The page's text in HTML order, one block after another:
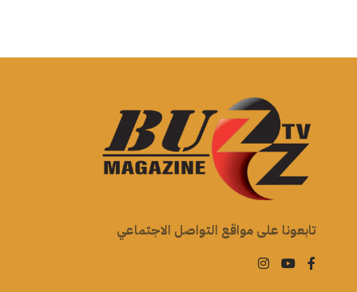
تابعونا على مواقع التواصل الاجتماعي